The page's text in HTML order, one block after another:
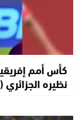
كأس أمم
نظيره الجزائري ( 1-0) ويعزز حظوظه…